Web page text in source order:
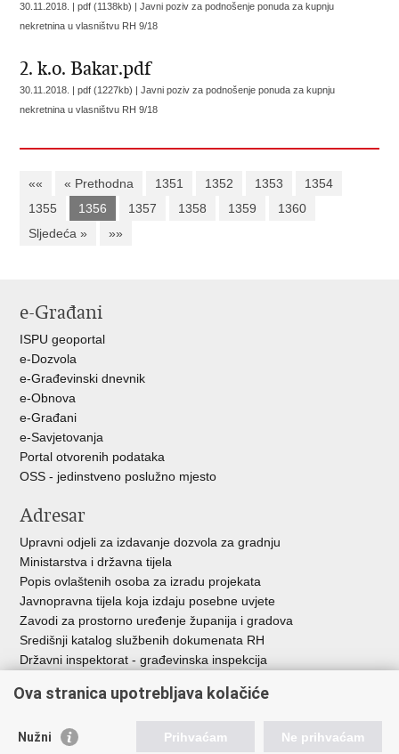
30.11.2018. | pdf (1138kb) |Javni poziv za podnošenje ponuda za kupnju
nekretnina u vlasništvu RH 9/18
2. k.o. Bakar.pdf
30.11.2018. | pdf (1227kb) |Javni poziv za podnošenje ponuda za kupnju
nekretnina u vlasništvu RH 9/18
«« « Prethodna 1351 1352 1353
1354
1355
1356 1357 1358 1359
1360
Sljedeća »
»»
e-Građani
ISPU geoportal
e-Dozvola
e-Građevinski dnevnik
e-Obnova
e-Građani
e-Savjetovanja
Portal otvorenih podataka
OSS - jedinstveno poslužno mjesto
Adresar
Upravni odjeli za izdavanje dozvola za gradnju
Ministarstva i državna tijela
Popis ovlaštenih osoba za izradu projekata
Javnopravna tijela koja izdaju posebne uvjete
Zavodi za prostorno uređenje županija i gradova
Središnji katalog službenih dokumenata RH
Državni inspektorat - građevinska inspekcija
Vlada Republike Hrvatske
Ova stranica upotrebljava kolačiće
Nužni Prihvaćam Ne prihvaćam